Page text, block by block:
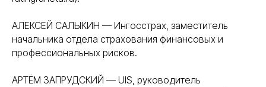
АЛЕКСЕЙ САЛЫКИН — Ингосстрах, заместитель
начальника отдела страхования финансовых и
профессиональных рисков.
АРТЁМ ЗАПРУДСКИЙ — UIS, руководитель